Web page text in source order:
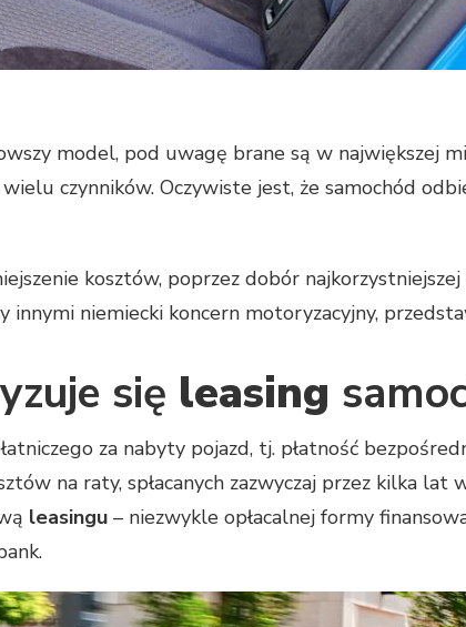
model, pod uwagę brane są w największej
czynników. Oczywiste jest, że samochód
kosztów, poprzez dobór
niemiecki koncern motoryzacyjny,
się leasing
za nabyty pojazd, tj. płatność
na raty, spłacanych zazwyczaj przez kilka lat
leasingu – niezwykle opłacalnej formy